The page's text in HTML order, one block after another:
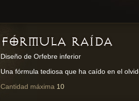
FÓRMULA RAÍDA
Diseño de Orfebre inferior
Una fórmula tediosa que ha caído en el
Cantidad máxima 10